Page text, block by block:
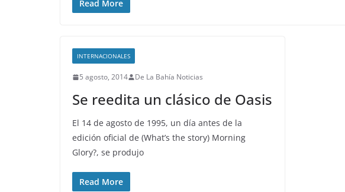
Read More
INTERNACIONALES
5 agosto, 2014 De La Bahía Noticias
Se reedita un clásico de Oasis
El 14 de agosto de 1995, un día antes de la
edición oficial de (What’s the story) Morning
Glory?, se produjo
Read More